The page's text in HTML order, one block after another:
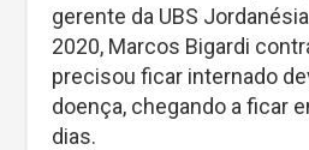
gerente da UBS
2020, Marcos Bigardi
precisou ficar internado
doença, chegando a ficar
dias.